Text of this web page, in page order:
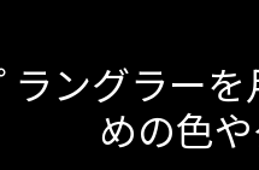
ラングラー
めの色